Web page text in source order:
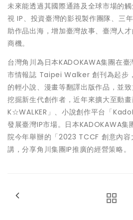
未來能透過其國際通路及全球市場的
視 IP、投資臺灣的影視製作團隊、三
助作品出海，增加臺灣故事、臺灣人
商機。
台灣角川為日本KADOKAWA集團在
市情報誌 Taipei Walker 創刊為起步
的輕小說、漫畫等翻譯出版作品，並致
挖掘新生代創作者，近年來擴大至動
K☆WALKER」、小說創作平台「
發展臺灣IP市場。日本KADOKAWA集
院今年舉辦的「2023 TCCF 創意內容
講，分享角川集團IP推廣的經營策略。